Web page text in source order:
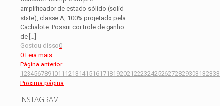
amplificador de estado sólido (solid
state), classe A, 100% projetado pela
Cachalote. Possui controle de ganho
de […]
Gostou disso0
0 Leia mais
Página anterior
1234567891011 12131415161718192021222324252627282930313233
Próxima página
INSTAGRAM